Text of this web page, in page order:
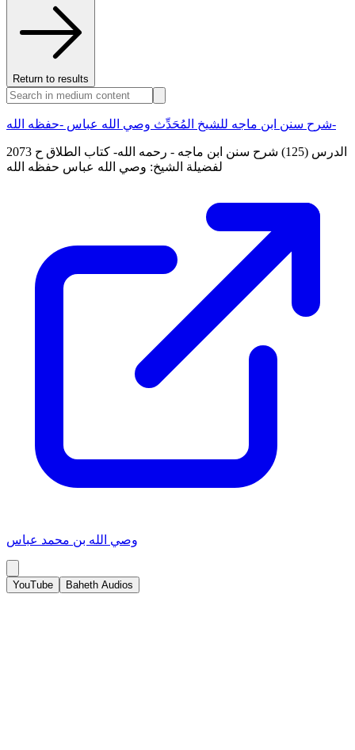
Return to results
شرح سنن ابن ماجه للشيخ المُحَدِّث وصي الله عباس -حفظه الله-
الدرس (125) شرح سنن ابن ماجه - رحمه الله- كتاب الطلاق ح 2073
لفضيلة الشيخ: وصي الله عباس حفظه الله
وصي الله بن محمد عباس
YouTube Baheth Audios